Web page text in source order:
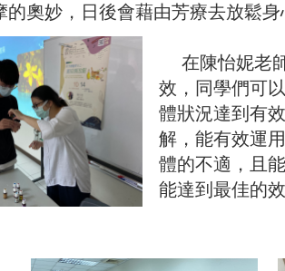
的奧妙，日後會藉由芳療去放鬆
在陳怡妮老
效，同學們可
體狀況達到有
解，能有效運
體的不適，且
能達到最佳的